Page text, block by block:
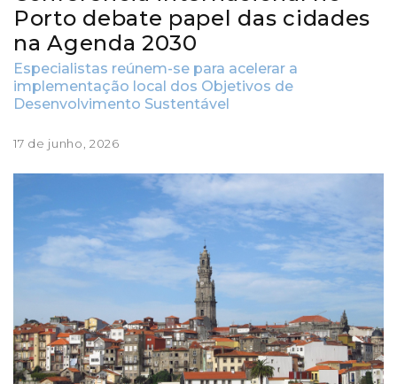
Porto debate papel das cidades
na Agenda 2030
Especialistas reúnem-se para acelerar a
implementação local dos Objetivos de
Desenvolvimento Sustentável
17 de junho, 2026